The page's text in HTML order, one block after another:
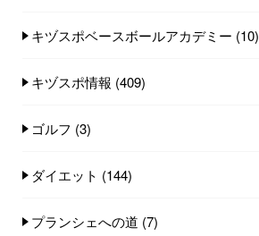
キヅスポベースボールアカデミー (10)
キヅスポ情報 (409)
ゴルフ (3)
ダイエット (144)
プランシェへの道 (7)